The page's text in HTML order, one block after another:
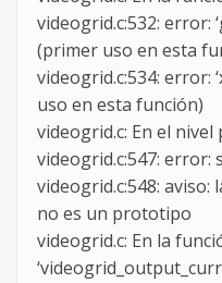
videogrid.c:532: error:
(primer uso en esta
videogrid.c:534: error:
uso en esta función)
videogrid.c: En el nivel
videogrid.c:547: error:
videogrid.c:548: aviso:
no es un prototipo
videogrid.c: En la